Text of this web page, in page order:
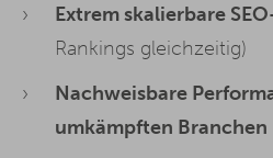
Extrem skalierbare
Rankings gleichzeitig)
Nachweisbare
umkämpften Branchen